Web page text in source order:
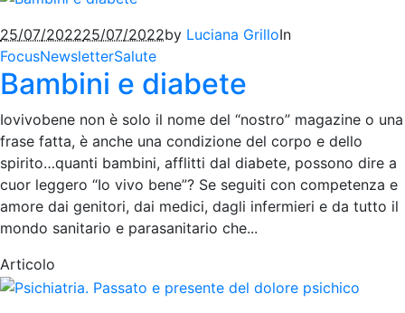
25/07/202225/07/2022by Luciana GrilloIn
FocusNewsletterSalute
Bambini e diabete
Iovivobene non è solo il nome del “nostro” magazine o una
frase fatta, è anche una condizione del corpo e dello
spirito…quanti bambini, afflitti dal diabete, possono dire a
cuor leggero “Io vivo bene”? Se seguiti con competenza e
amore dai genitori, dai medici, dagli infermieri e da tutto il
mondo sanitario e parasanitario che...
Articolo